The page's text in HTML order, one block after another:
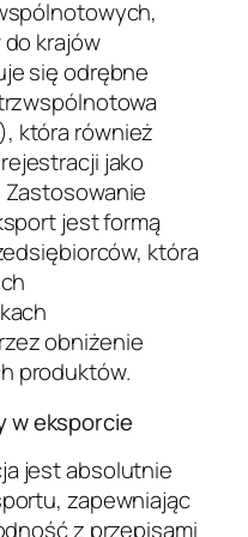
krajów
się odrębne
która również
jako
Zastosowanie
jest formą
która
obniżenie
produktów.
w eksporcie
jest absolutnie
zapewniając
z przepisami